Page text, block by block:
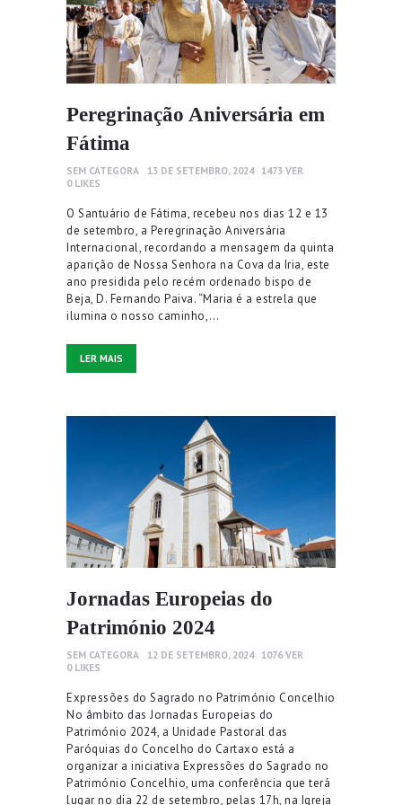
Peregrinação Aniversária em
Fátima
SEM CATEGORA 13 DE SETEMBRO, 2024 1473 VER
0 LIKES
O Santuário de Fátima, recebeu nos dias 12 e 13
de setembro, a Peregrinação Aniversária
Internacional, recordando a mensagem da quinta
aparição de Nossa Senhora na Cova da Iria, este
ano presidida pelo recém ordenado bispo de
Beja, D. Fernando Paiva. “Maria é a estrela que
ilumina o nosso caminho,…
LER MAIS
Jornadas Europeias do
Património 2024
SEM CATEGORA 12 DE SETEMBRO, 2024 1076VER
0 LIKES
Expressões do Sagrado no Património Concelhio
No âmbito das Jornadas Europeias do
Património 2024, a Unidade Pastoral das
Paróquias do Concelho do Cartaxo está a
organizar a iniciativa Expressões do Sagrado no
Património Concelhio, uma conferência que terá
lugar no dia 22 de setembro, pelas 17h, na Igreja